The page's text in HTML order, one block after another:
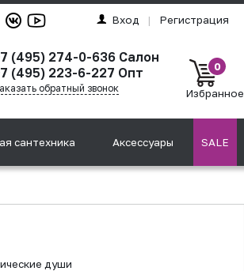
Вход | Регистрация
(495) 274-0-636 Салон
(495) 223-6-227 Опт
обратный звонок
0
Избранное
сантехника Аксессуары SALE
души